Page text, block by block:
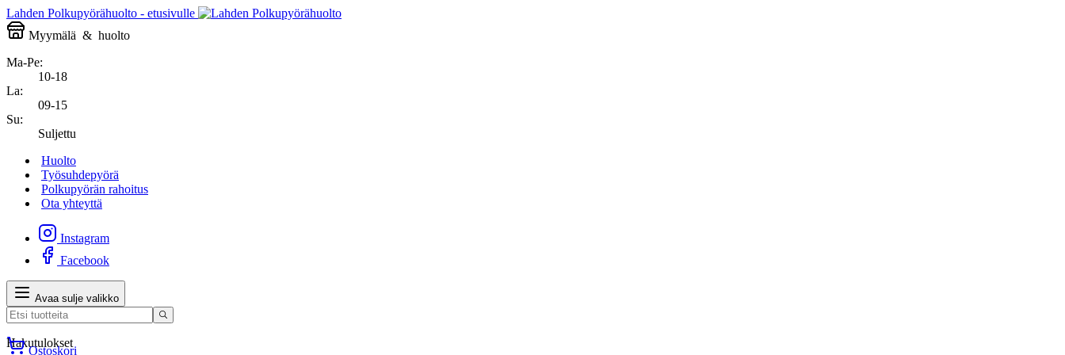
Lahden Polkupyörähuolto - etusivulle
Myymälä & huolto
Ma-Pe:
10-18
La:
09-15
Su:
Suljettu
Huolto
Työsuhdepyörä
Polkupyörän rahoitus
Ota yhteyttä
Instagram
Facebook
Avaa sulje valikko
Hakutulokset
Ostoskori